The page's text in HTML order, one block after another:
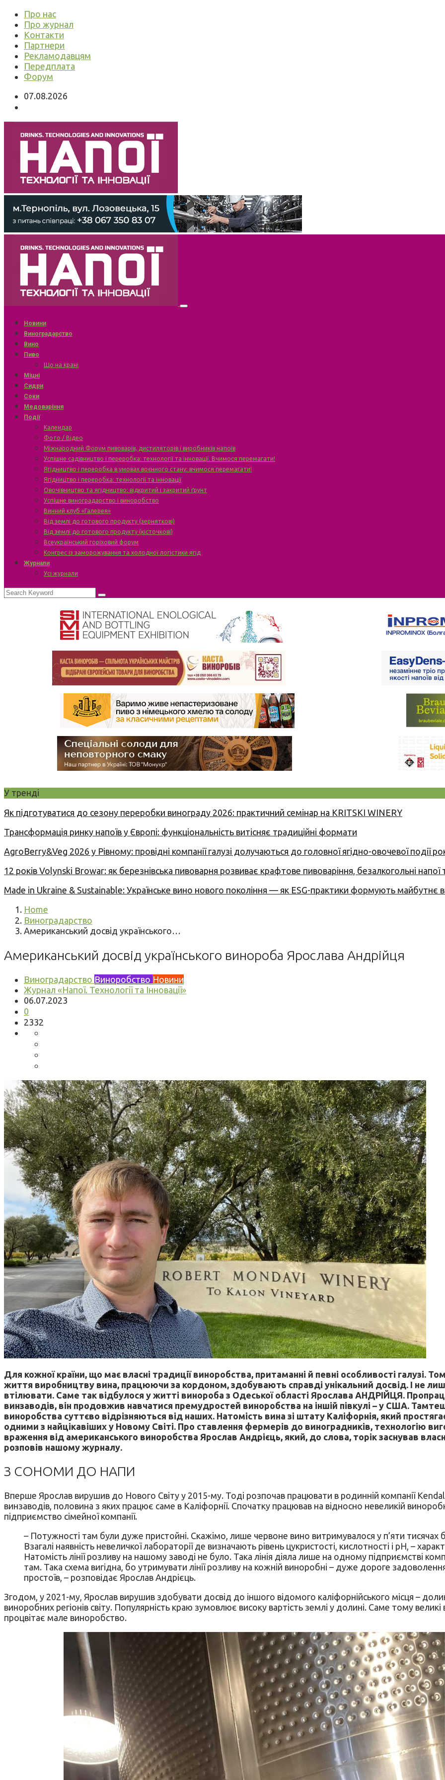
Про нас
Про журнал
Контакти
Партнери
Рекламодавцям
Передплата
Форум
07.08.2026
Новини
Виноградарство
Вино
Пиво
Що на крані
Міцні
Сидри
Соки
Медоваріння
Події
Календар
Фото / Відео
Міжнародний Форум пивоварів, дистиляторів і виробників напоїв
Успішне садівництво і переробка: технології та інновації. Вчимося перемагати!
Ягідництво і переробка в умовах воєнного стану: вчимося перемагати!
Ягідництво і переробка: технології та інновації
Овочівництво та ягідництво: відкритий і закритий ґрунт
Успішне виноградарство і виноробство
Винний клуб «Галерея»
Від землі до готового продукту (зерняткові)
Від землі до готового продукту (кісточкові)
Всеукраїнський горіховий форум
Конгрес із заморожування та холодної логістики ягід
Журнали
Усі журнали
У тренді
Як підготуватися до сезону переробки винограду 2026: практичний семінар на KRITSKI WINERY
Трансформація ринку напоїв у Європі: функціональність витісняє традиційні формати
AgroBerry&Veg 2026 у Рівному: провідні компанії галузі долучаються до головної ягідно-овочевої події
12 років Volynski Browar: як березнівська пивоварня розвиває крафтове пивоваріння, безалкогольні напої
Made in Ukraine & Sustainable: Українське вино нового покоління — як ESG-практики формують майбутнє
Home
Виноградарство
Американський досвід українського…
Американський досвід українського винороба Ярослава Андрійця
Виноградарство Виноробство Новини
Журнал «Напої. Технології та Інновації»
06.07.2023
0
2332
Для кожної країни, що має власні традиції виноробства, притаманні й певні особливості галузі.
життя виробництву вина, працюючи за кордоном, здобувають справді унікальний досвід. І не
втілювати. Саме так відбулося у житті винороба з Одеської області Ярослава АНДРІЙЦЯ.
винзаводів, він продовжив навчатися премудростей виноробства на іншій півкулі – у США.
виноробства суттєво відрізняються від наших. Натомість вина зі штату Каліфорнія, який
одними з найцікавіших у Новому Світі. Про ставлення фермерів до виноградників, технологію
враження від американського виноробства Ярослав Андрієць, який, до слова, торік заснував
розповів нашому журналу.
З СОНОМИ ДО НАПИ
Вперше Ярослав вирушив до Нового Світу у 2015-му. Тоді розпочав працювати в родинній компанії
винзаводів, половина з яких працює саме в Каліфорнії. Спочатку працював на відносно невеликій
підприємство сімейної компанії.
– Потужності там були дуже пристойні. Скажімо, лише червоне вино витримувалося у п’яти тисячах
Взагалі наявність невеличкої лабораторії де визначають рівень цукристості, кислотності і pH, –
Натомість лінії розливу на нашому заводі не було. Така лінія діяла лише на одному підприємстві
там. Така схема вигідна, бо утримувати лінії розливу на кожній виноробні – дуже дороге
простоїв, – розповідає Ярослав Андрієць.
Згодом, у 2021-му, Ярослав вирушив здобувати досвід до іншого відомого каліфорнійського місця –
виноробних регіонів світу. Популярність краю зумовлює високу вартість землі у долині. Саме тому
процвітає мале виноробство.